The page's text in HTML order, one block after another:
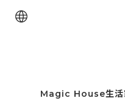
Magic House生活